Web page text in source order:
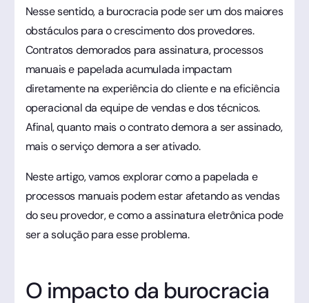
Nesse sentido, a burocracia pode ser um dos maiores
obstáculos para o crescimento dos provedores.
Contratos demorados para assinatura, processos
manuais e papelada acumulada impactam
diretamente na experiência do cliente e na eficiência
operacional da equipe de vendas e dos técnicos.
Afinal, quanto mais o contrato demora a ser assinado,
mais o serviço demora a ser ativado.
Neste artigo, vamos explorar como a papelada e
processos manuais podem estar afetando as vendas
do seu provedor, e como a assinatura eletrônica pode
ser a solução para esse problema.
O impacto da burocracia